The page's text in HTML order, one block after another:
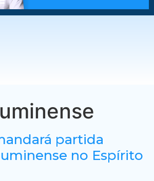
partida
no Espírito